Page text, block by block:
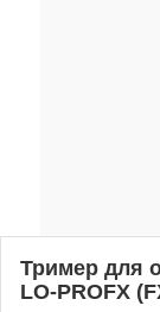
Тример для
LO-PROFX